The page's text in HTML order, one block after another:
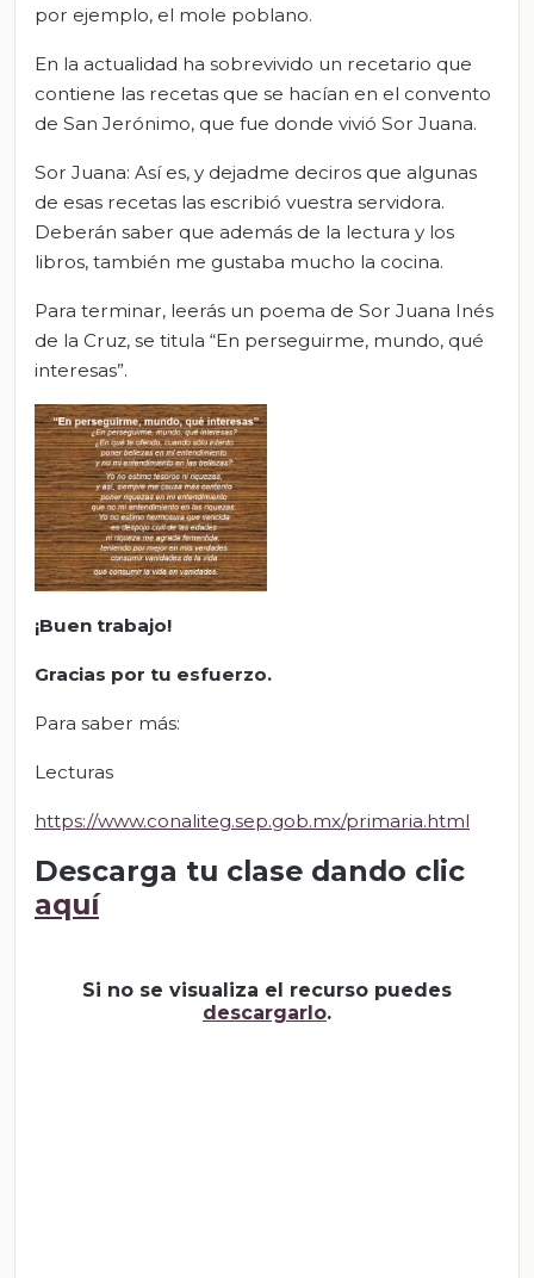
por ejemplo, el mole poblano.
En la actualidad ha sobrevivido un recetario que
contiene las recetas que se hacían en el convento
de San Jerónimo, que fue donde vivió Sor Juana.
Sor Juana: Así es, y dejadme deciros que algunas
de esas recetas las escribió vuestra servidora.
Deberán saber que además de la lectura y los
libros, también me gustaba mucho la cocina.
Para terminar, leerás un poema de Sor Juana Inés
de la Cruz, se titula “En perseguirme, mundo, qué
interesas”.
¡Buen trabajo!
Gracias por tu esfuerzo.
Para saber más:
Lecturas
https://www.conaliteg.sep.gob.mx/primaria.html
Descarga tu clase dando clic
aquí
Si no se visualiza el recurso puedes
descargarlo.